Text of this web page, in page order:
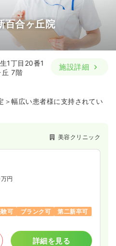
百合ヶ丘院
1丁目20番1
丘 7階
施設詳細
＞幅広い患者様に支持されてい
美容クリニック
円
可 ブランク可
第二新卒可
詳細を見る